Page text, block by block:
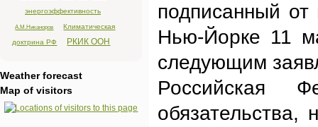
подписанный
Нью-Йорке 11
следующим
Российская
энергоэффективность
А.М.Никаноров
Климатическая
доктрина РФ
РКИК ООН
Weather forecast
Map of visitors